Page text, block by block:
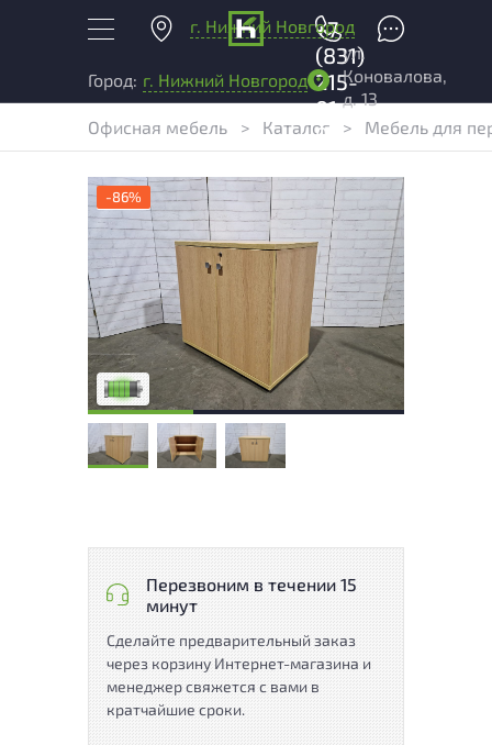
г. Нижний Новгород
+7
(831)
215-
01-
04
Город: г. Нижний Новгород
ул.
Коновалова,
д. 13
Офисная мебель
> Каталог > Мебель для
-86%
У товара присутствуют незначительные
следы эксплуатации, не влияющие на
удобство его использования
Низкая степень износа
Перезвоним в течении 15
минут
Сделайте предварительный заказ
через корзину Интернет-магазина и
менеджер свяжется с вами в
кратчайшие сроки.